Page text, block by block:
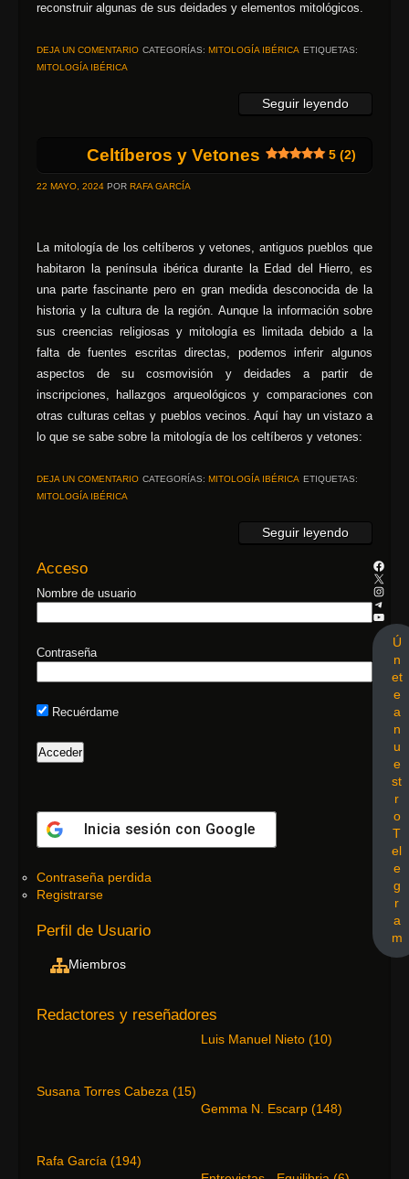
reconstruir algunas de sus deidades y elementos mitológicos.
Seguir leyendo
DEJA UN COMENTARIO CATEGORÍAS: MITOLOGÍA IBÉRICA ETIQUETAS:
MITOLOGÍA IBÉRICA
Celtíberos y Vetones 5 (2)
22 MAYO, 2024 POR RAFA GARCÍA
La mitología de los celtíberos y vetones, antiguos pueblos que
habitaron la península ibérica durante la Edad del Hierro, es
una parte fascinante pero en gran medida desconocida de la
historia y la cultura de la región. Aunque la información sobre
sus creencias religiosas y mitología es limitada debido a la
falta de fuentes escritas directas, podemos inferir algunos
aspectos de su cosmovisión y deidades a partir de
inscripciones, hallazgos arqueológicos y comparaciones con
otras culturas celtas y pueblos vecinos. Aquí hay un vistazo a
lo que se sabe sobre la mitología de los celtíberos y vetones:
Seguir leyendo
DEJA UN COMENTARIO CATEGORÍAS: MITOLOGÍA IBÉRICA ETIQUETAS:
MITOLOGÍA IBÉRICA
Acceso
Nombre de usuario
Contraseña
Recuérdame
Inicia sesión con Google
Contraseña perdida
Registrarse
Perfil de Usuario
Miembros
Ú
n
et
e
a
n
u
e
st
r
o
T
el
e
g
r
a
m
Redactores y reseñadores
Luis Manuel Nieto (10)
Susana Torres Cabeza (15)
Gemma N. Escarp (148)
Rafa García (194)